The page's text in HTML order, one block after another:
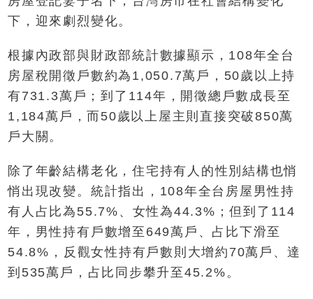
下，迎來劇烈變化。
根據內政部與財政部統計數據顯示，108年全台
房屋稅開徵戶數約為1,050.7萬戶，50歲以上持
有731.3萬戶；到了114年，開徵總戶數成長至
1,184萬戶，而50歲以上屋主則直接突破850萬
戶大關。
除了年齡結構老化，住宅持有人的性別結構也悄
悄出現改變。統計指出，108年全台房屋男性持
有人占比為55.7%、女性為44.3%；但到了114
年，男性持有戶數增至649萬戶、占比下滑至
54.8%，反觀女性持有戶數則大增約70萬戶、達
到535萬戶，占比同步攀升至45.2%。